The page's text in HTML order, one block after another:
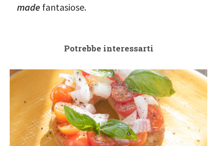
made fantasiose.
Potrebbe interessarti